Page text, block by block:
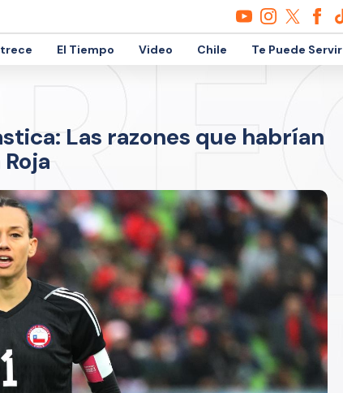
El Tiempo Video Chile Te Puede Servir
Las razones que habrían